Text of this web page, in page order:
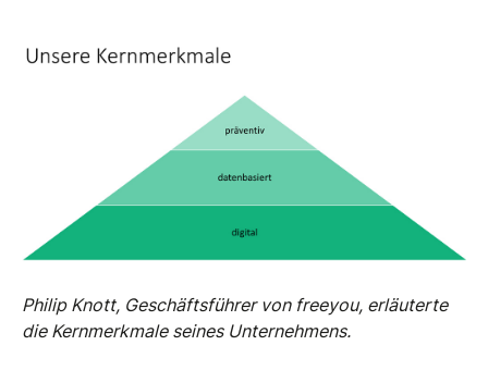
Philip Knott, Geschäftsführer von freeyou, erläuterte
die Kernmerkmale seines Unternehmens.